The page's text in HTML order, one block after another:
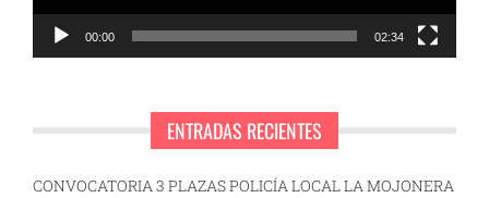
00:00 02:34
ENTRADAS RECIENTES
CONVOCATORIA 3 PLAZAS POLICÍA LOCAL LA MOJONERA